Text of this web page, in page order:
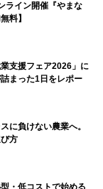
ライン開催『やまな
料】
支援フェア2026」に
まった1日をレポー
に負けない農業へ。
方